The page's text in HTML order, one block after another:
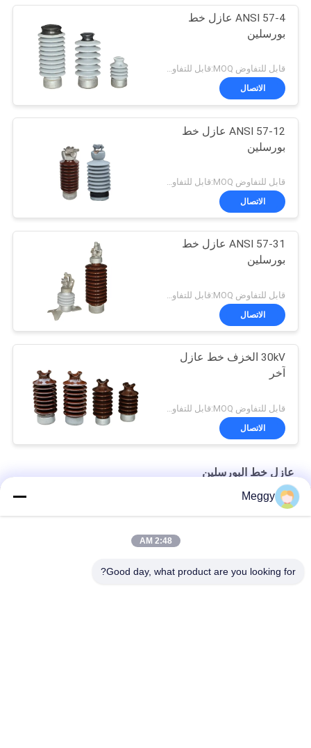
ANSI 57-4 عازل خط
بورسلين
قابل للتفاوض MOQ:قابل للتفاوض
الاتصال
ANSI 57-12 عازل خط
بورسلين
قابل للتفاوض MOQ:قابل للتفاوض
الاتصال
ANSI 57-31 عازل خط
بورسلين
قابل للتفاوض MOQ:قابل للتفاوض
الاتصال
30kV الخزف خط عازل
آخر
الاتصال
عازل خط البورسلين
عوازل خط Post ANSI 57-2 باللون الرمادي الفاتح
Meggy
2:48 AM
Good day, what product are you looking for?